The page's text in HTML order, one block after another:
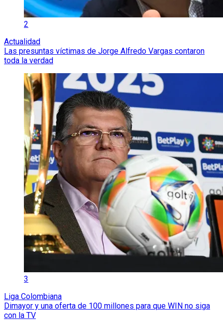
2
Actualidad
Las presuntas víctimas de Jorge Alfredo Vargas contaron
toda la verdad
3
Liga Colombiana
Dimayor y una oferta de 100 millones para que WIN no siga
con la TV